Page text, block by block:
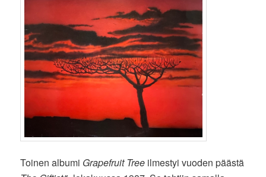
Toinen albumi Grapefruit Tree ilmestyi vuoden päästä